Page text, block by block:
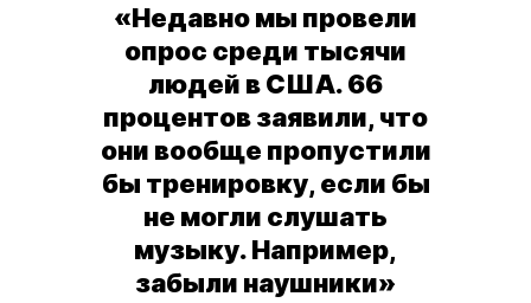
«Недавно мы провели
опрос среди тысячи
людей в США. 66
процентов заявили, что
они вообще пропустили
бы тренировку, если бы
не могли слушать
музыку. Например,
забыли наушники»